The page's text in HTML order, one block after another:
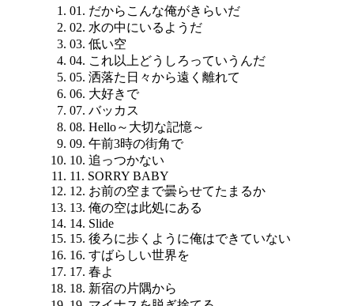
01. だからこんな俺がきらいだ
02. 水の中にいるようだ
03. 低い空
04. これ以上どうしろっていうんだ
05. 洒落た日々から遠く離れて
06. 大好きで
07. バッカス
08. Hello～大切な記憶～
09. 午前3時の街角で
10. 追っつかない
11. SORRY BABY
12. お前の空まで曇らせてたまるか
13. 俺の空は此処にある
14. Slide
15. 後ろに歩くように俺はできていない
16. すばらしい世界を
17. 春よ
18. 新宿の片隅から